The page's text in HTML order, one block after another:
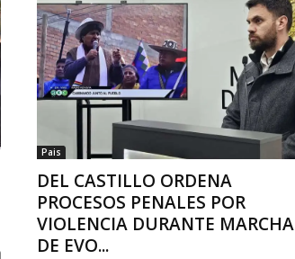
Pais
DEL CASTILLO ORDENA
PROCESOS PENALES POR
VIOLENCIA DURANTE MARCHA
DE EVO...